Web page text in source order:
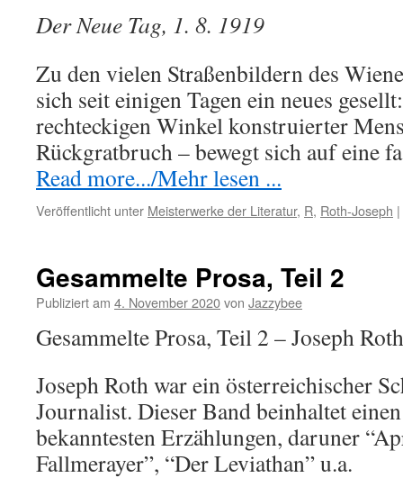
Der Neue Tag, 1. 8. 1919
Zu den vielen Straßenbildern des
sich seit einigen Tagen ein neues
rechteckigen Winkel konstruierter
Rückgratbruch – bewegt sich auf eine
Read more.../Mehr lesen ...
Veröffentlicht unter Meisterwerke der Literatur, R, Roth-Joseph |
Gesammelte Prosa, Teil 2
Publiziert am 4. November 2020von Jazzybee
Gesammelte Prosa, Teil 2 – Joseph Roth
Joseph Roth war ein österreichischer
Journalist. Dieser Band beinhaltet
bekanntesten Erzählungen, daruner
Fallmerayer”, “Der Leviathan” u.a.